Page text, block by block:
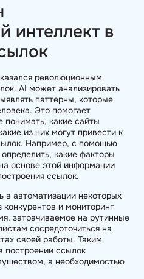
интеллект в
революционным
AI может анализировать
паттерны, которые
Это помогает
понимать, какие сайты
из них могут привести к
Например, с помощью
какие факторы
основе этой информации
ссылок.
в автоматизации некоторых
конкурентов и мониторинг
затрачиваемое на рутинные
сосредоточиться на
своей работы. Таким
построении ссылок
а необходимостью